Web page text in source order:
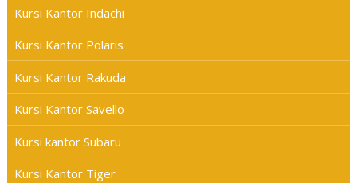
Kursi Kantor Indachi
Kursi Kantor Polaris
Kursi Kantor Rakuda
Kursi Kantor Savello
Kursi kantor Subaru
Kursi Kantor Tiger